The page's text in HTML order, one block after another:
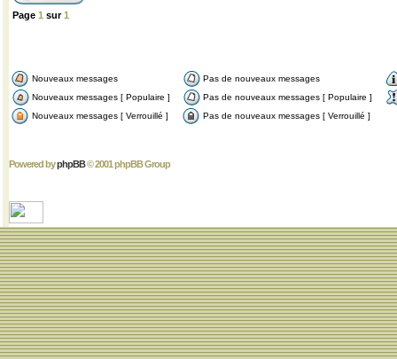
Page 1 sur1
Nouveaux messages
Pas de nouveaux messages
Nouveaux messages [ Populaire ]
Pas de nouveaux messages [ Populaire ]
Nouveaux messages [ Verrouillé ]
Pas de nouveaux messages [ Verrouillé ]
Powered byphpBB© 2001 phpBB Group